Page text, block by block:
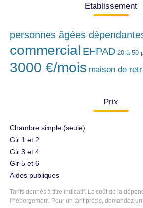
Etablissement
personnes âgées
commercial EHPAD 20 à 50
3000 €/mois maison de
Prix
Chambre simple (seule)
Gir 1 et 2
Gir 3 et 4
Gir 5 et 6
Aides publiques
Tarifs donnés à titre indicatif. Le coût de la
l'hébergement. Pour un tarif précis, demandez